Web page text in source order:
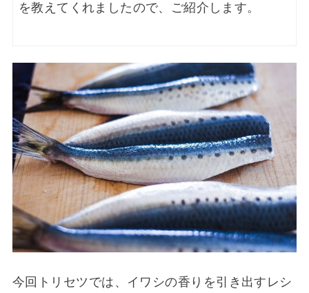
を教えてくれましたので、ご紹介します。
今回トリセツでは、イワシの香りを引き出すレシ